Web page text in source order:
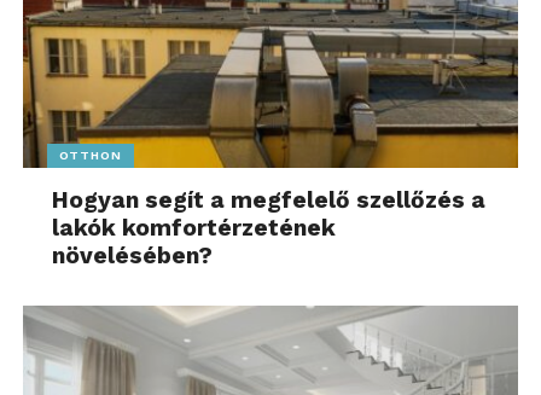
OTTHON
Hogyan segít a megfelelő szellőzés a
lakók komfortérzetének
növelésében?